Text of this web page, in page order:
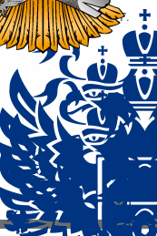
г. до н.э., 410 г.